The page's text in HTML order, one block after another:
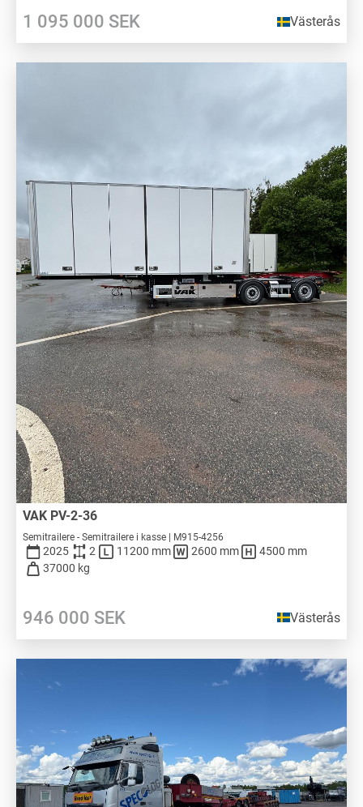
1 095 000 SEK Västerås
VAK PV-2-36
Semitrailere - Semitrailere i kasse | M915-4256
2025 2 11200 mm 2600 mm
4500 mm
37000 kg
946 000 SEK Västerås